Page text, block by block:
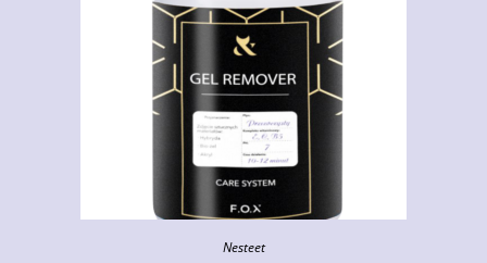
Nesteet